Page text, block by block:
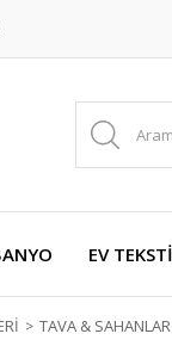
EV
TAVA & SAHANLAR